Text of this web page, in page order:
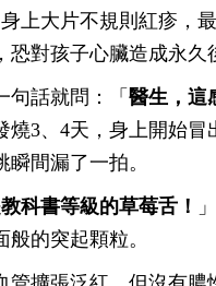
上大片不規則紅疹，
對孩子心臟造成永久
句話就問：「醫生，這
燒3、4天，身上開始冒
間漏了一拍。
科書等級的草莓舌！
的突起顆粒。